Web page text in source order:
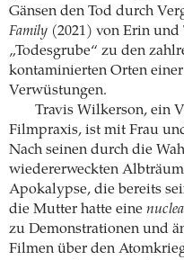
Gänsen den Tod durch
Family (2021) von Erin
„Todesgrube“ zu den
kontaminierten Orten
Verwüstungen.
Travis Wilkerson, ein
Filmpraxis, ist mit Frau
Nach seinen durch die
wiedererweckten
Apokalypse, die bereits
die Mutter hatte eine
zu Demonstrationen und
Filmen über den